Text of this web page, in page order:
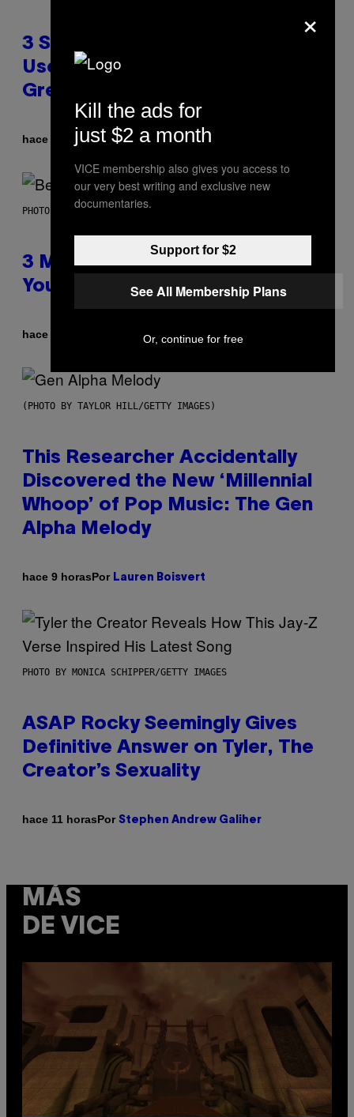
3 Songs That Were Commonly
Used As a Ringtone or Voicemail
Greeting in the 2000s
hace 9 horasPorDan Milam
PHOTO BY KEVIN WINTER/GETTY IMAGES FOR RADIO DISNEY
3 Millennial Anthems That Make
You Think of Your Best Friend
hace 9 horas Lauren Boisvert
(PHOTO BY TAYLOR HILL/GETTY IMAGES)
This Researcher Accidentally
Discovered the New ‘Millennial
Whoop’ of Pop Music: The Gen
Alpha Melody
hace 9 horasPor Lauren Boisvert
PHOTO BY MONICA SCHIPPER/GETTY IMAGES
ASAP Rocky Seemingly Gives
Definitive Answer on Tyler, The
Creator’s Sexuality
hace 11 horasPor Stephen Andrew Galiher
MÁS
DE VICE
×
Kill the ads for
just $2 a month
VICE membership also gives you access to
our very best writing and exclusive new
documentaries.
Support for $2
See All Membership Plans
Or, continue for free